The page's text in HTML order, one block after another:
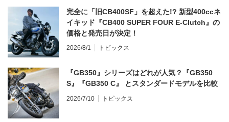
完全に「旧CB400SF」を超えた!? 新型400ccネ
イキッド『CB400 SUPER FOUR E-Clutch』の
価格と発売日が決定！
2026/8/1 トピックス
『GB350』シリーズはどれが人気？『GB350
S』『GB350 C』 とスタンダードモデルを比較
2026/7/10 トピックス